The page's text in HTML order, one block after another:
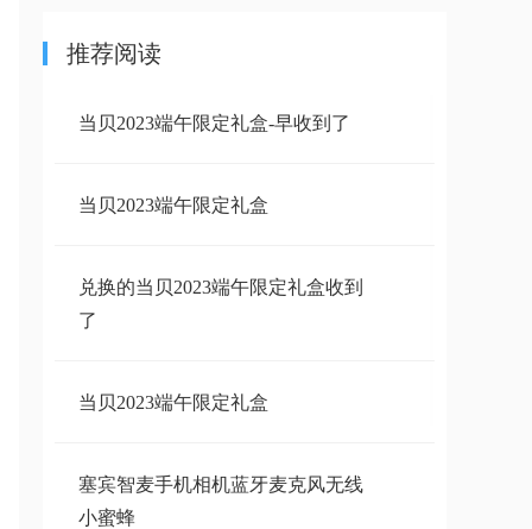
推荐阅读
当贝2023端午限定礼盒-早收到了
当贝2023端午限定礼盒
兑换的当贝2023端午限定礼盒收到
了
当贝2023端午限定礼盒
塞宾智麦手机相机蓝牙麦克风无线
小蜜蜂